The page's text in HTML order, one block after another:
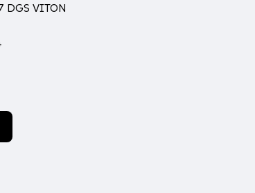
DGS VITON